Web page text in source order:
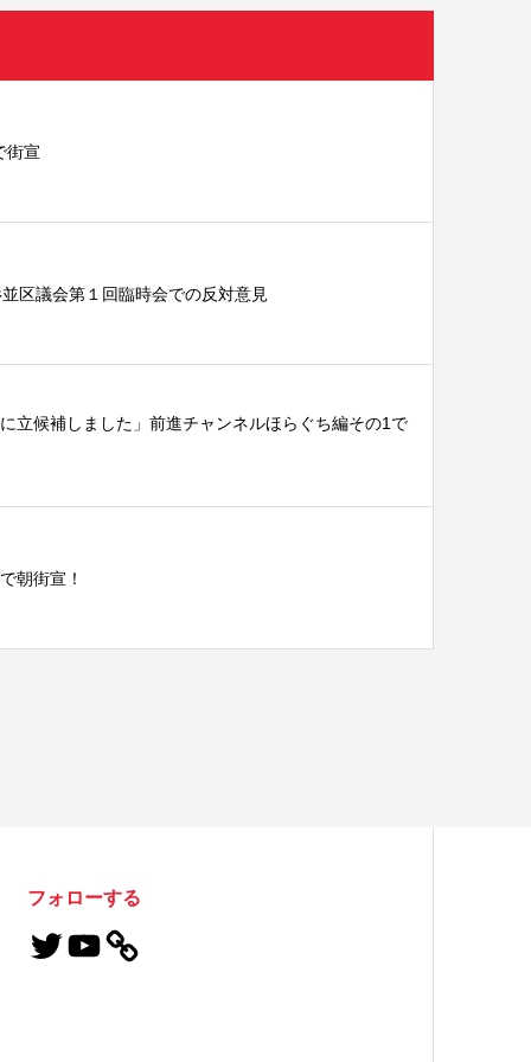
街宣
区議会第１回臨時会での反対意見
立候補しました」前進チャンネルほらぐち編その1で
朝街宣！
フォローする